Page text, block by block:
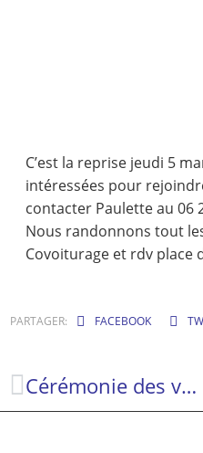
C’est la reprise jeudi 5
intéressées pour
contacter Paulette au 06
Nous randonnons tout
Covoiturage et rdv place
PARTAGER: FACEBOOK
Cérémonie des vœux 2026 – Fin de mandat